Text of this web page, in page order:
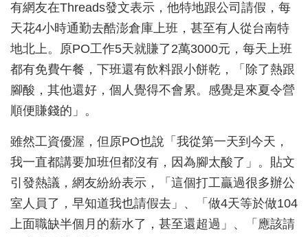
有網友在Threads發文表示，他特地跟公司請假，每
天花4小時通勤去酷澎倉庫上班，甚至有人從台南特
地北上。原PO工作5天就賺了2萬3000元，每天上班
都有免費午餐，下班還有飲料跟小餅乾，「除了熱跟
腳酸，其他還好，個人覺得不會累。感覺是來夏令營
順便賺錢的」。
雖然工資優渥，但原PO也說「我從第一天到今天，
我一直都講要加班但都沒有，因為腳太酸了」。貼文
引發熱議，網友紛紛表示，「這個打工贏過很多辦公
室人員了，早知道我也請假去」、「做4天等於做104
上面職缺半個月的薪水了，甚至還超過」、「應該請